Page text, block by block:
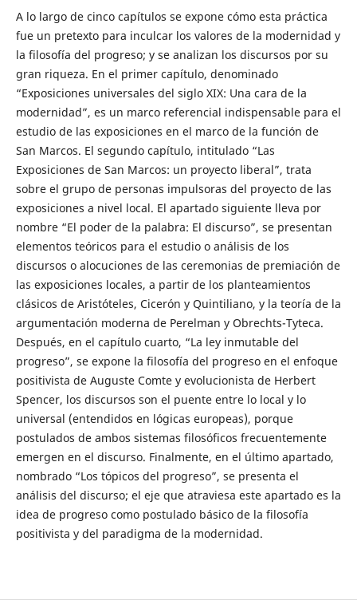
A lo largo de cinco capítulos se expone cómo esta práctica
fue un pretexto para inculcar los valores de la modernidad y
la filosofía del progreso; y se analizan los discursos por su
gran riqueza. En el primer capítulo, denominado
“Exposiciones universales del siglo XIX: Una cara de la
modernidad”, es un marco referencial indispensable para el
estudio de las exposiciones en el marco de la función de
San Marcos. El segundo capítulo, intitulado “Las
Exposiciones de San Marcos: un proyecto liberal”, trata
sobre el grupo de personas impulsoras del proyecto de las
exposiciones a nivel local. El apartado siguiente lleva por
nombre “El poder de la palabra: El discurso”, se presentan
elementos teóricos para el estudio o análisis de los
discursos o alocuciones de las ceremonias de premiación de
las exposiciones locales, a partir de los planteamientos
clásicos de Aristóteles, Cicerón y Quintiliano, y la teoría de la
argumentación moderna de Perelman y Obrechts-Tyteca.
Después, en el capítulo cuarto, “La ley inmutable del
progreso”, se expone la filosofía del progreso en el enfoque
positivista de Auguste Comte y evolucionista de Herbert
Spencer, los discursos son el puente entre lo local y lo
universal (entendidos en lógicas europeas), porque
postulados de ambos sistemas filosóficos frecuentemente
emergen en el discurso. Finalmente, en el último apartado,
nombrado “Los tópicos del progreso”, se presenta el
análisis del discurso; el eje que atraviesa este apartado es la
idea de progreso como postulado básico de la filosofía
positivista y del paradigma de la modernidad.